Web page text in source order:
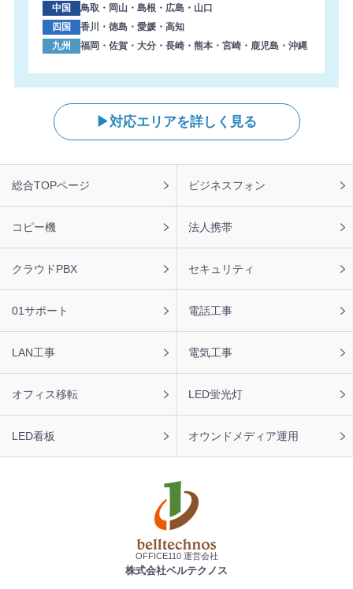
中国
鳥取・岡山・島根・広島・山口
四国
香川・徳島・愛媛・高知
九州
福岡・佐賀・大分・長崎・熊本・宮崎・鹿児島・沖縄
対応エリアを詳しく見る
ッ
タ
総合TOPページ ビジネスフォン
コピー機 法人携帯
クラウドPBX セキュリティ
01サポート 電話工事
LAN工事 電気工事
オフィス移転 LED蛍光灯
LED看板 オウンドメディア運用
OFFICE110 運営会社
株式会社ベルテクノス